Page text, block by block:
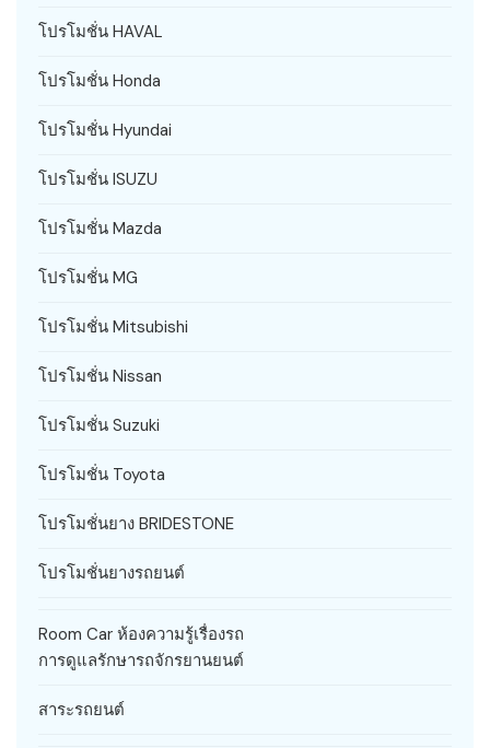
โปรโมชั่น HAVAL
โปรโมชั่น Honda
โปรโมชั่น Hyundai
โปรโมชั่น ISUZU
โปรโมชั่น Mazda
โปรโมชั่น MG
โปรโมชั่น Mitsubishi
โปรโมชั่น Nissan
โปรโมชั่น Suzuki
โปรโมชั่น Toyota
โปรโมชั่นยาง BRIDESTONE
โปรโมชั่นยางรถยนต์
Room Car ห้องความรู้เรื่องรถ
การดูแลรักษารถจักรยานยนต์
สาระรถยนต์